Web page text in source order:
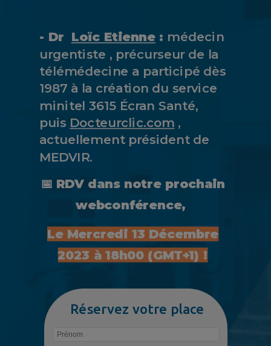
Réservez votre place
- Dr Loïc Etienne: médecin
urgentiste , précurseur de la
télémédecine a participé dès
1987 à la création du service
minitel 3615 Écran Santé,
puis Docteurclic.com ,
actuellement président de
MEDVIR.
📅 RDV dans notre prochain
webconférence,
Le Mercredi 13 Décembre
2023 à 18h00 (GMT+1) !